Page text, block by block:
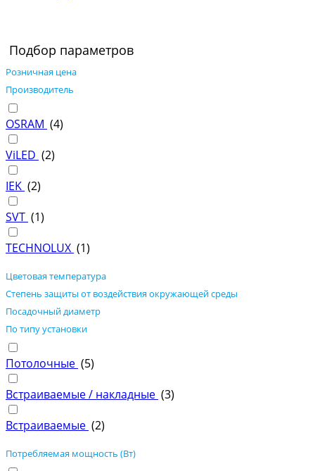
Подбор параметров
Розничная цена
Производитель
OSRAM (4)
ViLED (2)
IEK (2)
SVT (1)
TECHNOLUX (1)
Цветовая температура
Степень защиты от воздействия окружающей среды
Посадочный диаметр
По типу установки
Потолочные (5)
Встраиваемые / накладные (3)
Встраиваемые (2)
Потребляемая мощность (Вт)